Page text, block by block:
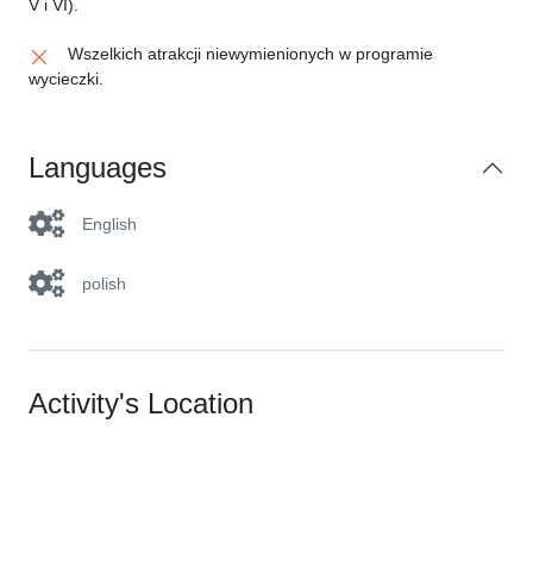
V i VI).
Wszelkich atrakcji niewymienionych w programie
wycieczki.
Languages
English
polish
Activity's Location